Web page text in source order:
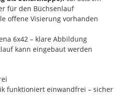
für den Büchsenlauf
offene Visierung vorhanden
6x42 – klare Abbildung
kann eingebaut werden
funktioniert einwandfrei – sicher